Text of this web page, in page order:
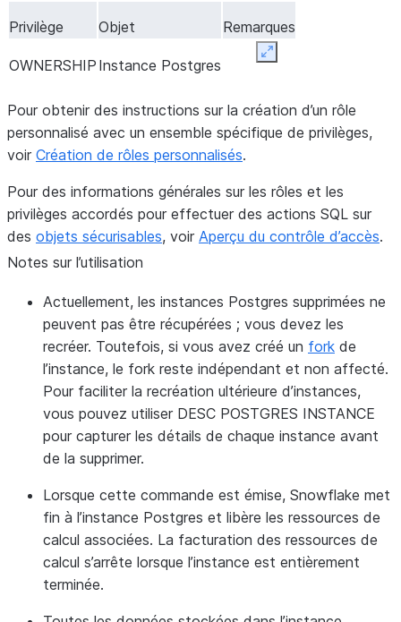
Privilège Objet Remarques
OWNERSHIP Instance Postgres Expand
Pour obtenir des instructions sur la création d’un rôle
personnalisé avec un ensemble spécifique de privilèges,
voir Création de rôles personnalisés.
Pour des informations générales sur les rôles et les
privilèges accordés pour effectuer des actions SQL sur
des objets sécurisables, voir Aperçu du contrôle d’accès.
Notes sur l’utilisation
Actuellement, les instances Postgres supprimées ne
peuvent pas être récupérées ; vous devez les
recréer. Toutefois, si vous avez créé un fork de
l’instance, le fork reste indépendant et non affecté.
Pour faciliter la recréation ultérieure d’instances,
vous pouvez utiliser DESC POSTGRES INSTANCE
pour capturer les détails de chaque instance avant
de la supprimer.
Lorsque cette commande est émise, Snowflake met
fin à l’instance Postgres et libère les ressources de
calcul associées. La facturation des ressources de
calcul s’arrête lorsque l’instance est entièrement
terminée.